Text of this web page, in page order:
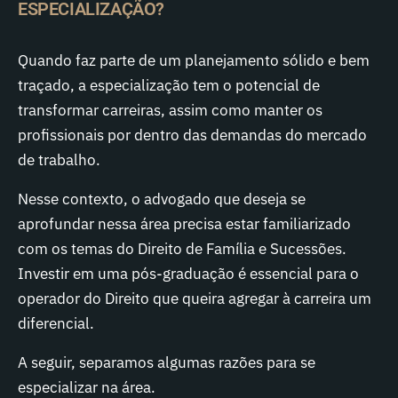
ESPECIALIZAÇÃO?
Quando faz parte de um planejamento sólido e bem
traçado, a especialização tem o potencial de
transformar carreiras, assim como manter os
profissionais por dentro das demandas do mercado
de trabalho.
Nesse contexto, o advogado que deseja se
aprofundar nessa área precisa estar familiarizado
com os temas do Direito de Família e Sucessões.
Investir em uma pós-graduação é essencial para o
operador do Direito que queira agregar à carreira um
diferencial.
A seguir, separamos algumas razões para se
especializar na área.